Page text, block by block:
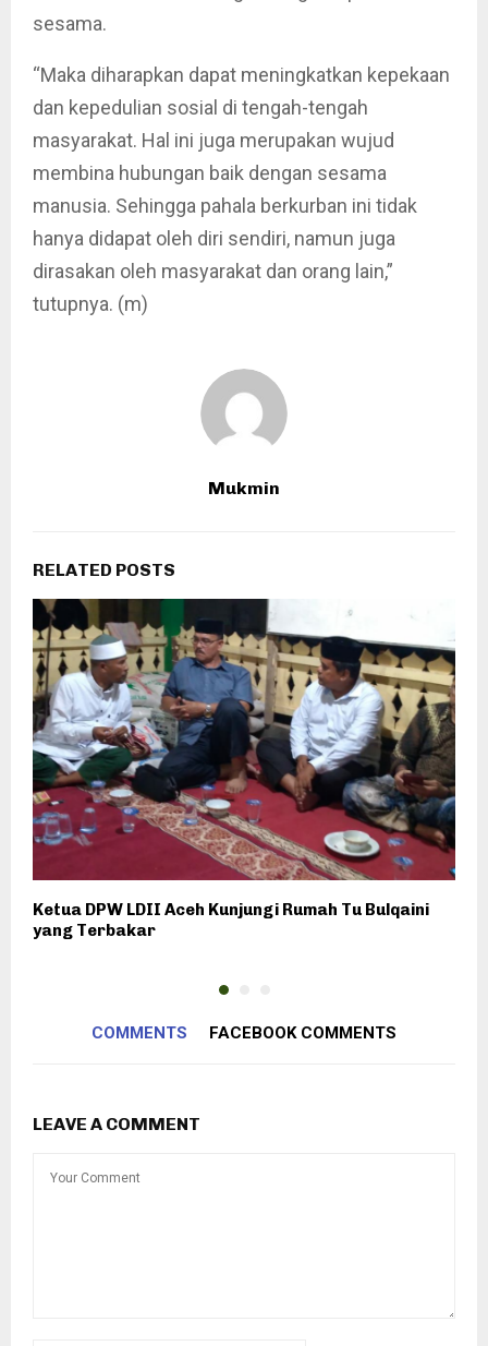
sesama.
“Maka diharapkan dapat meningkatkan kepekaan
dan kepedulian sosial di tengah-tengah
masyarakat. Hal ini juga merupakan wujud
membina hubungan baik dengan sesama
manusia. Sehingga pahala berkurban ini tidak
hanya didapat oleh diri sendiri, namun juga
dirasakan oleh masyarakat dan orang lain,”
tutupnya. (m)
Mukmin
RELATED POSTS
Ketua DPW LDII Aceh Kunjungi Rumah Tu Bulqaini
yang Terbakar
COMMENTS FACEBOOK COMMENTS
LEAVE A COMMENT